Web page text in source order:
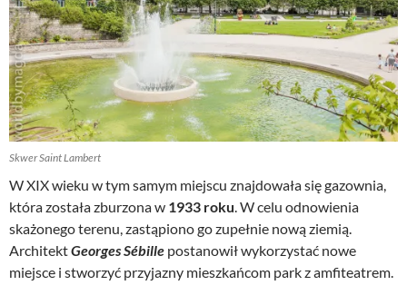
Skwer Saint Lambert
W XIX wieku w tym samym miejscu znajdowała się gazownia,
która została zburzona w 1933 roku. W celu odnowienia
skażonego terenu, zastąpiono go zupełnie nową ziemią.
ArchitektGeorges Sébille postanowił wykorzystać nowe
miejsce i stworzyć przyjazny mieszkańcom park z amfiteatrem.